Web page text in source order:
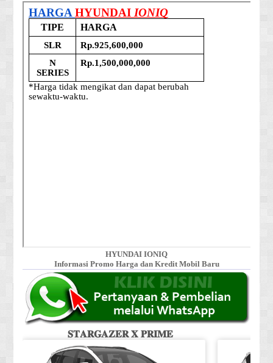
HYUNDAI IONIQ
Informasi Promo Harga dan Kredit Mobil Baru
𝐒𝐓𝐀𝐑𝐆𝐀𝐙𝐄𝐑 𝐗 𝐏𝐑𝐈𝐌𝐄